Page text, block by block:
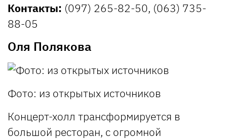
Контакты: (097) 265-82-50, (063) 735-
88-05
Оля Полякова
Фото: из открытых источников
Концерт-холл трансформируется в
большой ресторан, с огромной